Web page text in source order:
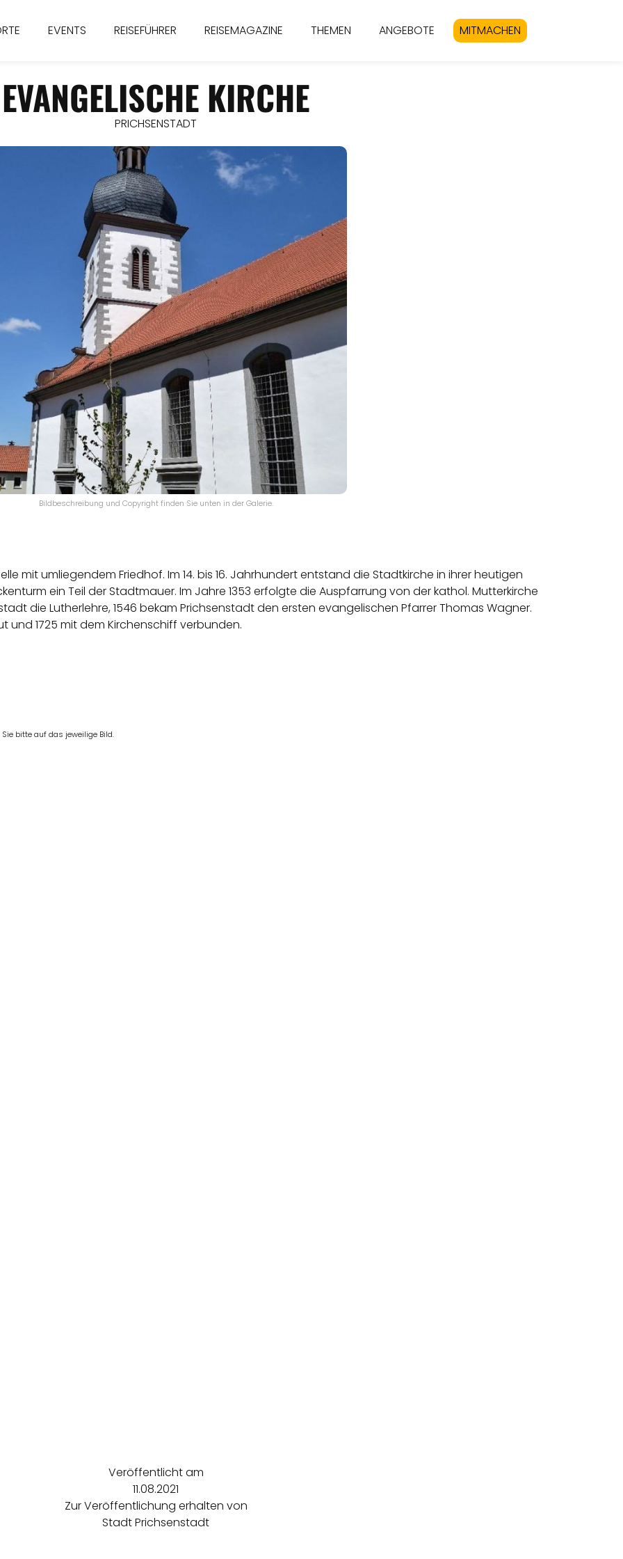
EVENTS REISEFÜHRER REISEMAGAZINE THEMEN ANGEBOTE MITMACHEN
EVANGELISCHE KIRCHE
PRICHSENSTADT
Bildbeschreibung und Copyright finden Sie unten in der Galerie.
mit umliegendem Friedhof. Im 14. bis 16. Jahrhundertentstand die Stadtkirche in ihrer heutigen
ein Teil der Stadtmauer. Im Jahre 1353 erfolgte die Auspfarrung von der kathol. Mutterkirche
die Lutherlehre, 1546 bekam Prichsenstadt den ersten evangelischen Pfarrer Thomas Wagner.
und 1725 mit dem Kirchenschiff verbunden.
bitte auf das jeweilige Bild.
Veröffentlicht am
11.08.2021
Zur Veröffentlichung erhalten von
Stadt Prichsenstadt